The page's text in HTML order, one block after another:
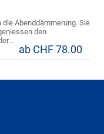
Abenddämmerung. Sie
den
ab CHF 78.00